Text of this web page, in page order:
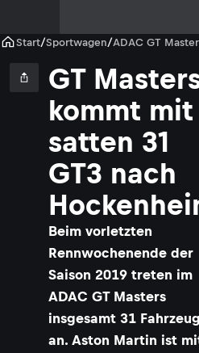
Start/Sportwagen/ADAC GT
GT
kommt mit
satten 31
GT3 nach
Beim vorletzten
Rennwochenende der
Saison 2019 treten im
ADAC GT Masters
insgesamt 31
an. Aston Martin ist